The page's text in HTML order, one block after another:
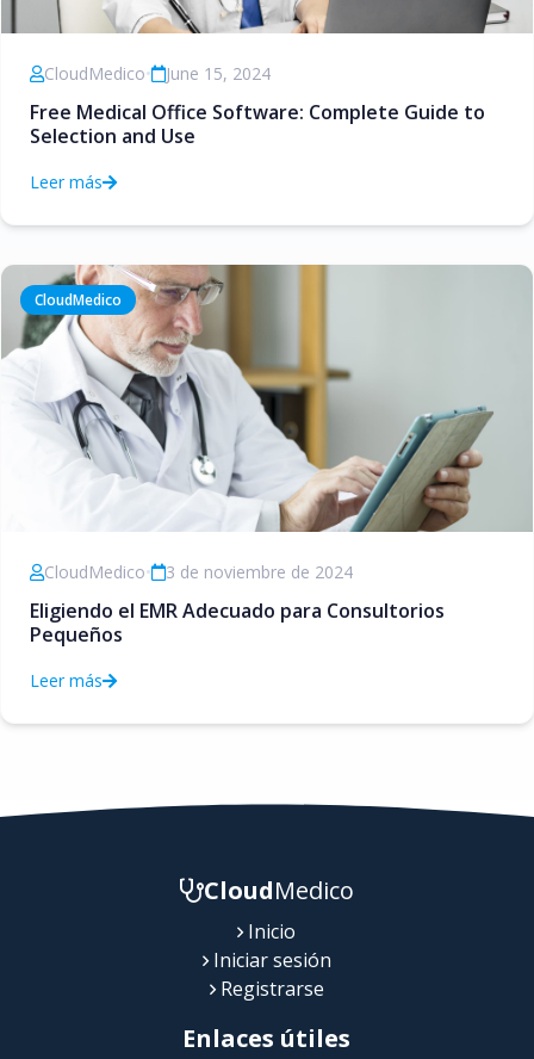
CloudMedico• June 15, 2024
Free Medical Office Software: Complete Guide to
Selection and Use
Leer más
CloudMedico
CloudMedico• 3 de noviembre de 2024
Eligiendo el EMR Adecuado para Consultorios
Pequeños
Leer más
CloudMedico
Inicio
Iniciar sesión
Registrarse
Enlaces útiles